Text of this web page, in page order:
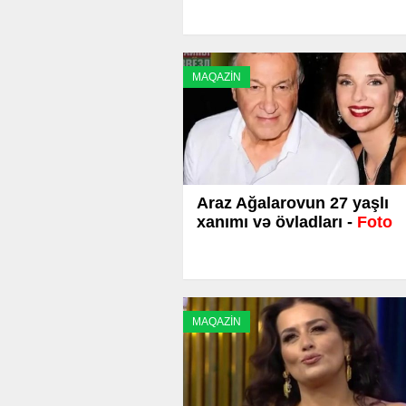
MAQAZİN
Araz Ağalarovun 27 yaşlı
xanımı və övladları - Foto
MAQAZİN